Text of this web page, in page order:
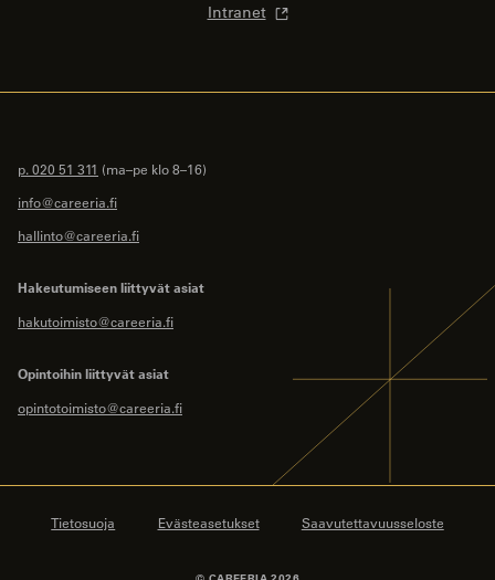
Intranet
p. 020 51 311 (ma–pe klo 8–16)
info@careeria.fi
hallinto@careeria.fi
Hakeutumiseen liittyvät asiat
hakutoimisto@careeria.fi
Opintoihin liittyvät asiat
opintotoimisto@careeria.fi
Tietosuoja Evästeasetukset Saavutettavuusseloste